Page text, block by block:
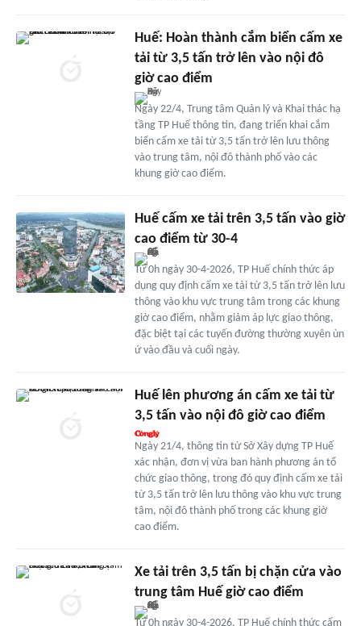
Huế: Hoàn thành cắm biển cấm xe
tải từ 3,5 tấn trở lên vào nội đô
giờ cao điểm
Ngày 22/4, Trung tâm Quản lý và Khai thác hạ
tầng TP Huế thông tin, đang triển khai cắm
biển cấm xe tải từ 3,5 tấn trở lên lưu thông
vào trung tâm, nội đô thành phố vào các
khung giờ cao điểm.
Huế cấm xe tải trên 3,5 tấn vào giờ
cao điểm từ 30-4
Từ 0h ngày 30-4-2026, TP Huế chính thức áp
dụng quy định cấm xe tải từ 3,5 tấn trở lên lưu
thông vào khu vực trung tâm trong các khung
giờ cao điểm, nhằm giảm áp lực giao thông,
đặc biệt tại các tuyến đường thường xuyên ùn
ứ vào đầu và cuối ngày.
Huế lên phương án cấm xe tải từ
3,5 tấn vào nội đô giờ cao điểm
Ngày 21/4, thông tin từ Sở Xây dựng TP Huế
xác nhận, đơn vị vừa ban hành phương án tổ
chức giao thông, trong đó quy định cấm xe tải
từ 3,5 tấn trở lên lưu thông vào khu vực trung
tâm, nội đô thành phố trong các khung giờ
cao điểm.
Xe tải trên 3,5 tấn bị chặn cửa vào
trung tâm Huế giờ cao điểm
Từ 0h ngày 30-4-2026, TP Huế chính thức cấm